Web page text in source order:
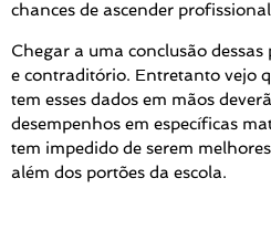
chances de ascender
Chegar a uma conclusão
e contraditório. Entretanto vejo
tem esses dados em mãos
desempenhos em específicas
tem impedido de serem
além dos portões da escola.